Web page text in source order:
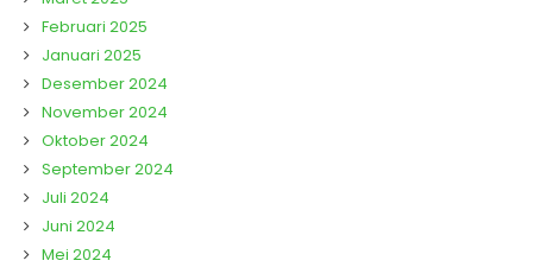
Februari 2025
Januari 2025
Desember 2024
November 2024
Oktober 2024
September 2024
Juli 2024
Juni 2024
Mei 2024